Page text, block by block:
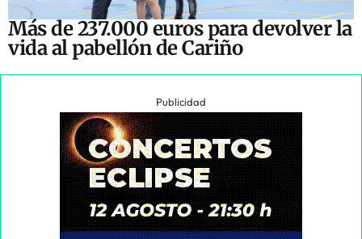
Más de 237.000 euros para devolver la
vida al pabellón de Cariño
Publicidad